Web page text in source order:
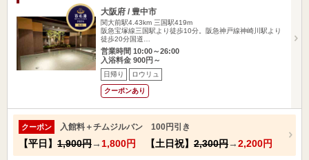
大阪府 / 豊中市
関大前駅4.43km 三国駅419m
阪急宝塚線三国駅より徒歩10分。阪急神戸線神崎川駅より
徒歩20分国道…
営業時間 10:00～26:00
入浴料金 900円～
日帰り ロウリュ
クーポンあり
クーポン 入館料＋チムジルバン 100円引き
【平日】 1,900円→ 1,800円 【土日祝】 2,300円→2,200円